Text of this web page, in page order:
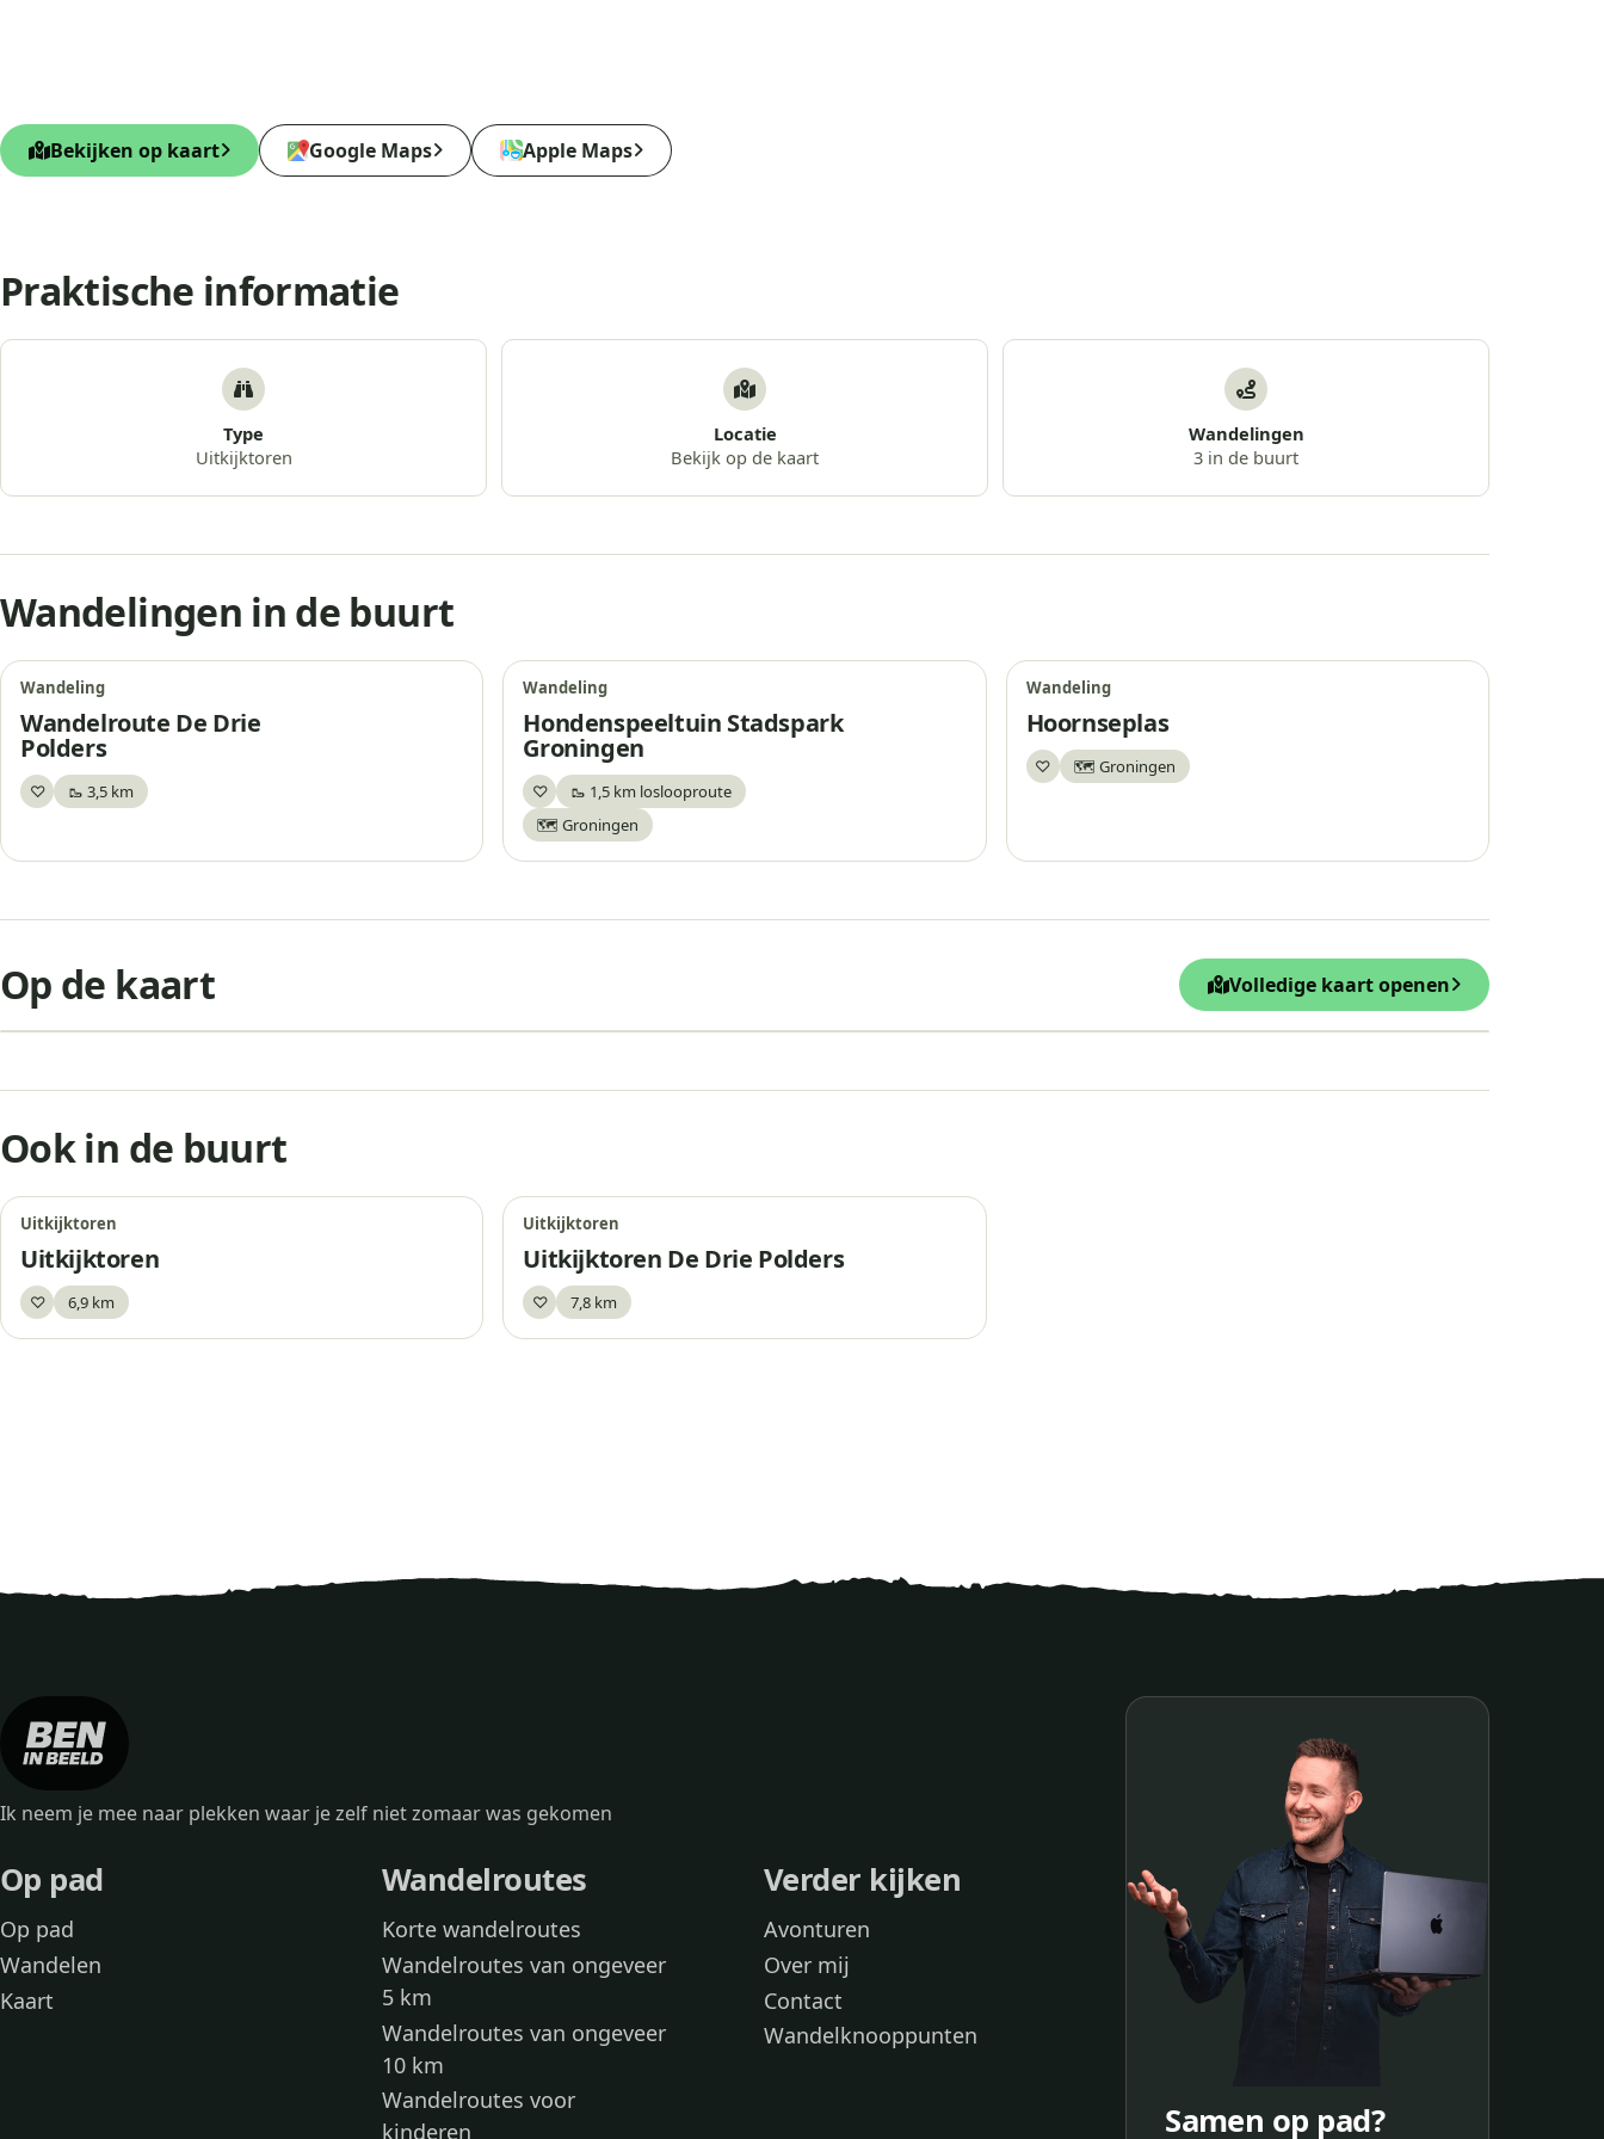
Bekijken op kaart Google Maps Apple Maps
Praktische informatie
Type
Uitkijktoren
Locatie
Bekijk op de kaart
Wandelingen
3 in de buurt
Wandelingen in de buurt
Wandeling
Wandelroute De Drie
Polders
♡
Bewaar🥾 3,5 km
Wandeling
Hondenspeeltuin Stadspark
Groningen
♡
Bewaar🥾 1,5 km loslooproute
🗺️ Groningen
Wandeling
Hoornseplas
♡Bewaar🗺️ Groningen
Op de kaart Volledige kaart openen
Anna Borema toren
−
Ook in de buurt
Uitkijktoren
Uitkijktoren
♡
Bewaar
6,9 km
Uitkijktoren
Uitkijktoren De Drie Polders
♡
Bewaar
7,8 km
Ik neem je mee naar plekken waar je zelf niet zomaar was gekomen
Op pad
Op pad
Wandelen
Kaart
Wandelroutes
Korte wandelroutes
Wandelroutes van ongeveer
5 km
Wandelroutes van ongeveer
10 km
Wandelroutes voor
kinderen
Verder kijken
Avonturen
Over mij
Contact
Wandelknooppunten
Samen op pad?